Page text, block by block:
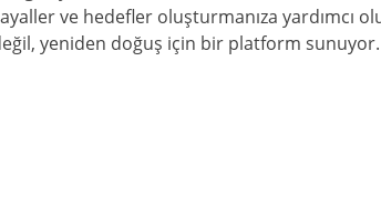
ve hedefler oluşturmanıza yardımcı
yeniden doğuş için bir platform sunuyor.